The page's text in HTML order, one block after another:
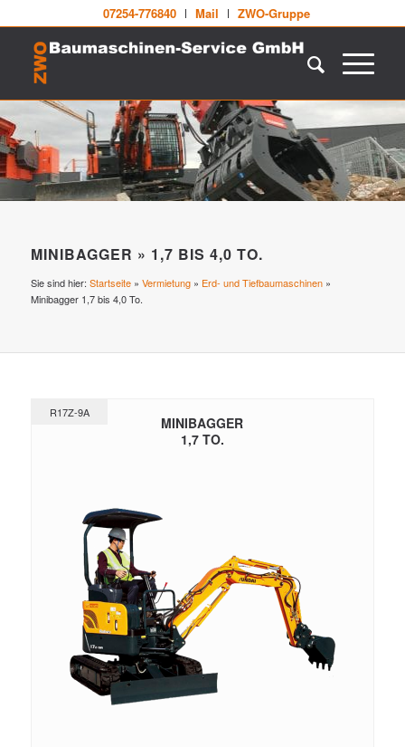
07254-776840 Mail ZWO-Gruppe
MINIBAGGER » 1,7 BIS 4,0 TO.
Sie sind hier: Startseite» Vermietung» Erd- und Tiefbaumaschinen»
Minibagger 1,7 bis 4,0 To.
R17Z-9A
MINIBAGGER
1,7 TO.